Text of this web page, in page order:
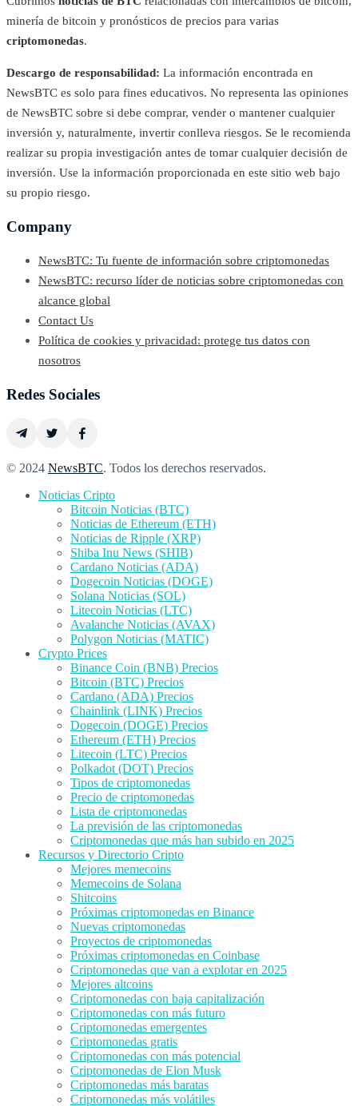
minería de bitcoin y pronósticos de precios para varias
criptomonedas.
Descargo de responsabilidad: La información encontrada en
NewsBTC es solo para fines educativos. No representa las opiniones
de NewsBTC sobre si debe comprar, vender o mantener cualquier
inversión y, naturalmente, invertir conlleva riesgos. Se le recomienda
realizar su propia investigación antes de tomar cualquier decisión de
inversión. Use la información proporcionada en este sitio web bajo
su propio riesgo.
Company
NewsBTC: Tu fuente de información sobre criptomonedas
NewsBTC: recurso líder de noticias sobre criptomonedas con
alcance global
Contact Us
Política de cookies y privacidad: protege tus datos con
nosotros
Redes Sociales
© 2024 NewsBTC. Todos los derechos reservados.
Noticias Cripto
Bitcoin Noticias (BTC)
Noticias de Ethereum (ETH)
Noticias de Ripple (XRP)
Shiba Inu News (SHIB)
Cardano Noticias (ADA)
Dogecoin Noticias (DOGE)
Solana Noticias (SOL)
Litecoin Noticias (LTC)
Avalanche Noticias (AVAX)
Polygon Noticias (MATIC)
Crypto Prices
Binance Coin (BNB) Precios
Bitcoin (BTC) Precios
Cardano (ADA) Precios
Chainlink (LINK) Precios
Dogecoin (DOGE) Precios
Ethereum (ETH) Precios
Litecoin (LTC) Precios
Polkadot (DOT) Precios
Tipos de criptomonedas
Precio de criptomonedas
Lista de criptomonedas
La previsión de las criptomonedas
Criptomonedas que más han subido en 2025
Recursos y Directorio Cripto
Mejores memecoins
Memecoins de Solana
Shitcoins
Próximas criptomonedas en Binance
Nuevas criptomonedas
Proyectos de criptomonedas
Próximas criptomonedas en Coinbase
Criptomonedas que van a explotar en 2025
Mejores altcoins
Criptomonedas con baja capitalización
Criptomonedas con más futuro
Criptomonedas emergentes
Criptomonedas gratis
Criptomonedas con más potencial
Criptomonedas de Elon Musk
Criptomonedas más baratas
Criptomonedas más volátiles